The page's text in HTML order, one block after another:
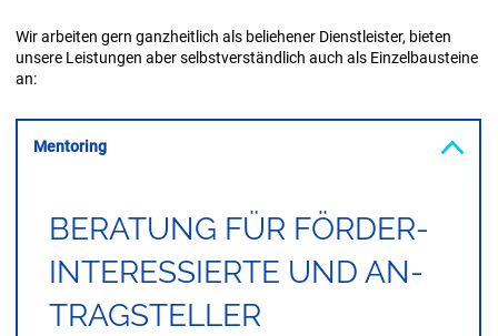
Wir arbeiten gern ganzheitlich als beliehener Dienstleister, bieten
unsere Leistungen aber selbstverständlich auch als Einzelbausteine
an:
Mentoring
BERA­TUNG FÜR FÖR­DER­
INTER­ES­SIER­TE UND AN­
TRAG­STEL­LER